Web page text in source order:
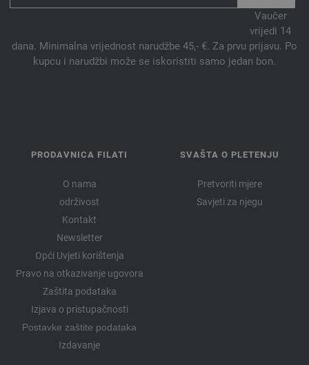
Vaučer
vrijedi 14
dana. Minimalna vrijednost narudžbe 45,- €. Za prvu prijavu. Po
kupcu i narudžbi može se iskoristiti samo jedan bon.
PRODAVNICA FILATI
O nama
održivost
Kontakt
Newsletter
Opći Uvjeti korištenja
Pravo na otkazivanje ugovora
Zaštita podataka
Izjava o pristupačnosti
Postavke zaštite podataka
Izdavanje
SVAŠTA O PLETENJU
Pretvoriti mjere
Savjeti za njegu